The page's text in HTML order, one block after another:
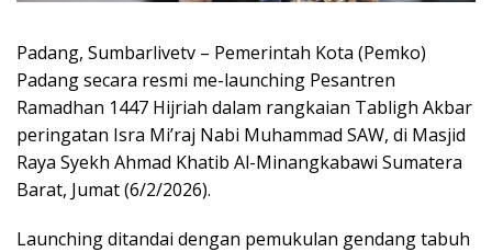
Padang, Sumbarlivetv – Pemerintah Kota (Pemko)
Padang secara resmi me-launching Pesantren
Ramadhan 1447 Hijriah dalam rangkaian Tabligh Akbar
peringatan Isra Mi’raj Nabi Muhammad SAW, di Masjid
Raya Syekh Ahmad Khatib Al-Minangkabawi Sumatera
Barat, Jumat (6/2/2026).
Launching ditandai dengan pemukulan gendang tabuh